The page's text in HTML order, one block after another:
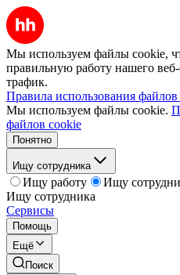
Мы используем файлы cookie,
правильную работу нашего веб-
трафик.
Правила использования
Мы используем файлы cookie.
файлов cookie
Понятно
Ищу сотрудника
Ищу работу
Ищу
Ищу сотрудника
Сервисы
Помощь
Ещё
Поиск